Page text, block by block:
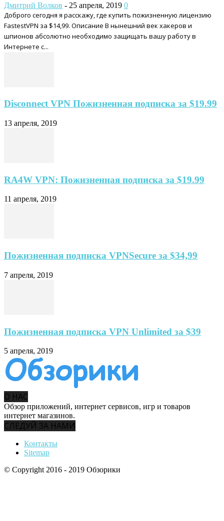
Дмитрий Волков - 25 апреля, 2019 0
Доброго сегодня я расскажу, где купить пожизненную лицензию
FastestVPN за $14,99. Описание В нынешний век хакеров и
шпионов абсолютно необходимо защищать вашу работу в
Интернете с...
Disconnect VPN Пожизненная подписка за $19.99
13 апреля, 2019
RA4W VPN: Пожизненная подписка за $19.99
11 апреля, 2019
Пожизненная подписка VPNSecure за $34,99
7 апреля, 2019
Пожизненная подписка VPN Unlimited за $39
5 апреля, 2019
О НАС
Обзор приложений, интернет сервисов, игр и товаров
интернет магазинов.
СЛЕДУЙ ЗА НАМИ
Контакты
Sitemap
© Copyright 2016 - 2019 Обзорики